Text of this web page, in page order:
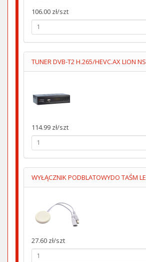
106.00 zł/szt
TUNER DVB-T2 H.265/HEVC.AX LION NS
114.99 zł/szt
27.60 zł/szt